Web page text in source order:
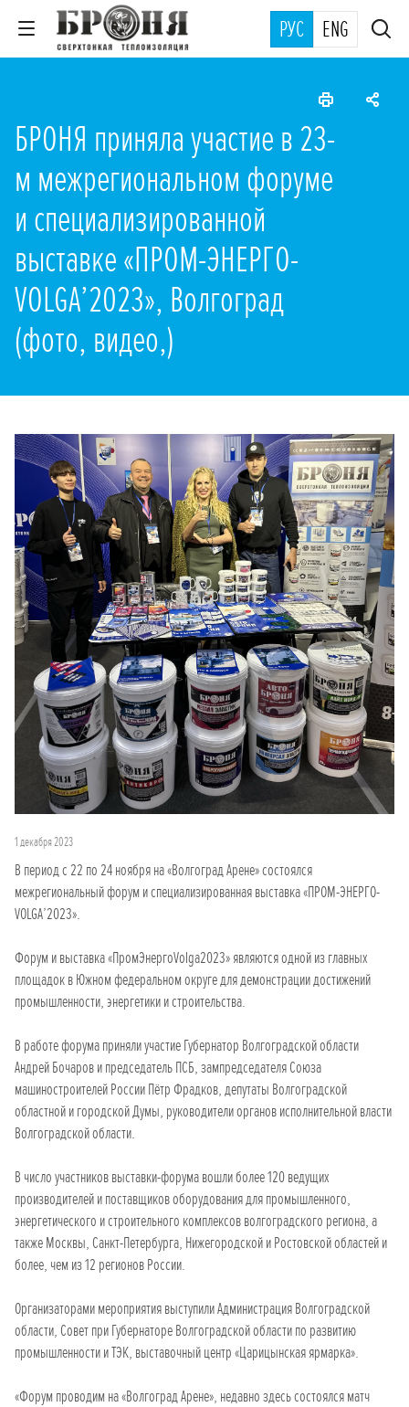
РУС ENG
БРОНЯ приняла участие в 23-
м межрегиональном форуме
и специализированной
выставке «ПРОМ-ЭНЕРГО-
VOLGA’2023», Волгоград
(фото, видео,)
1 декабря 2023
В период с 22 по 24 ноября на «Волгоград Арене» состоялся
межрегиональный форум и специализированная выставка «ПРОМ-ЭНЕРГО-
VOLGA’2023».
Форум и выставка «ПромЭнергоVolga2023» являются одной из главных
площадок в Южном федеральном округе для демонстрации достижений
промышленности, энергетики и строительства.
В работе форума приняли участие Губернатор Волгоградской области
Андрей Бочаров и председатель ПСБ, зампредседателя Союза
машиностроителей России Пётр Фрадков, депутаты Волгоградской
областной и городской Думы, руководители органов исполнительной власти
Волгоградской области.
В число участников выставки-форума вошли более 120 ведущих
производителей и поставщиков оборудования для промышленного,
энергетического и строительного комплексов волгоградского региона, а
также Москвы, Санкт-Петербурга, Нижегородской и Ростовской областей и
более, чем из 12 регионов России.
Организаторами мероприятия выступили Администрация Волгоградской
области, Совет при Губернаторе Волгоградской области по развитию
промышленности и ТЭК, выставочный центр «Царицынская ярмарка».
«Форум проводим на «Волгоград Арене», недавно здесь состоялся матч